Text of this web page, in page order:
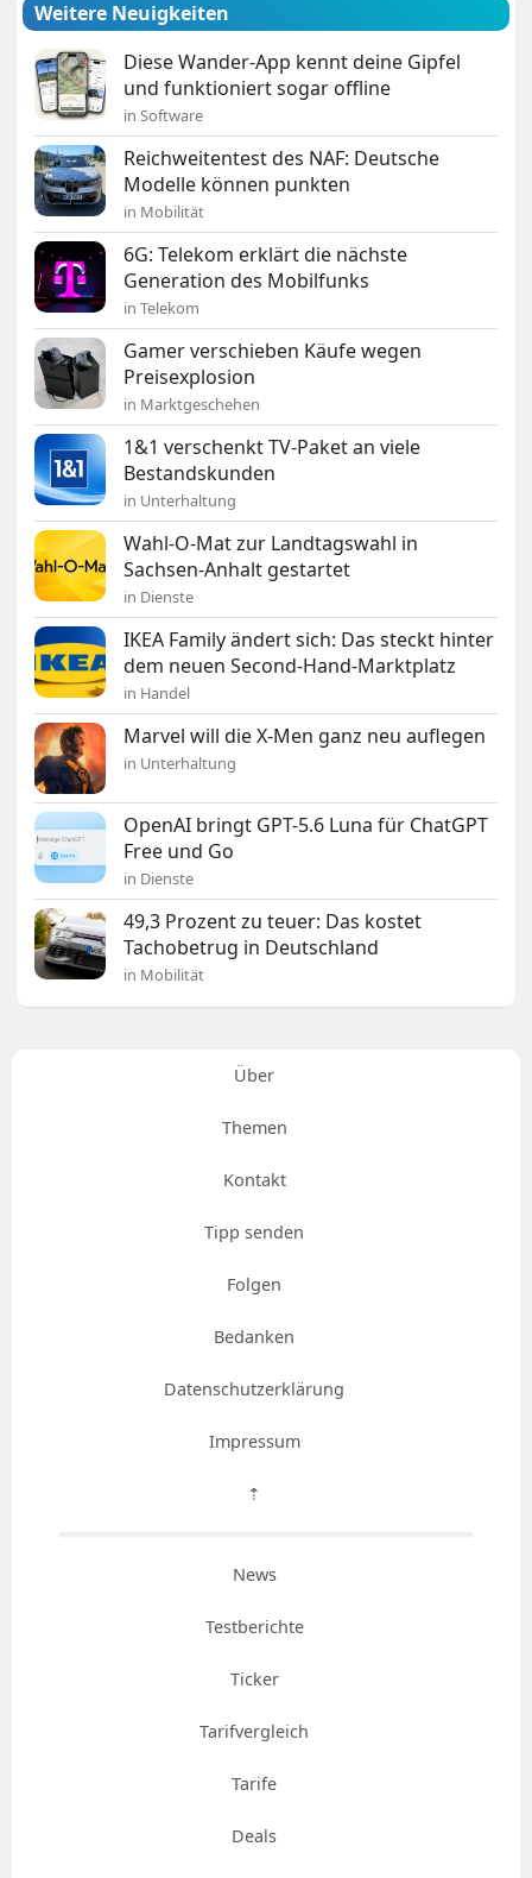
Weitere Neuigkeiten
Diese Wander-App kennt deine Gipfel
und funktioniert sogar offline
in Software
Reichweitentest des NAF: Deutsche
Modelle können punkten
in Mobilität
6G: Telekom erklärt die nächste
Generation des Mobilfunks
in Telekom
Gamer verschieben Käufe wegen
Preisexplosion
in Marktgeschehen
1&1 verschenkt TV-Paket an viele
Bestandskunden
in Unterhaltung
Wahl-O-Mat zur Landtagswahl in
Sachsen-Anhalt gestartet
in Dienste
IKEA Family ändert sich: Das steckt hinter
dem neuen Second-Hand-Marktplatz
in Handel
Marvel will die X-Men ganz neu auflegen
in Unterhaltung
OpenAI bringt GPT-5.6 Luna für ChatGPT
Free und Go
in Dienste
49,3 Prozent zu teuer: Das kostet
Tachobetrug in Deutschland
in Mobilität
Über
Themen
Kontakt
Tipp senden
Folgen
Bedanken
Datenschutzerklärung
Impressum
⇡
News
Testberichte
Ticker
Tarifvergleich
Tarife
Deals